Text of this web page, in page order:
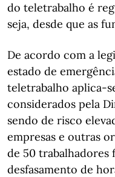
do teletrabalho é
seja, desde que as
De acordo com a
estado de
teletrabalho aplica-
considerados pela
sendo de risco
empresas e outras
de 50 trabalhadores
desfasamento de